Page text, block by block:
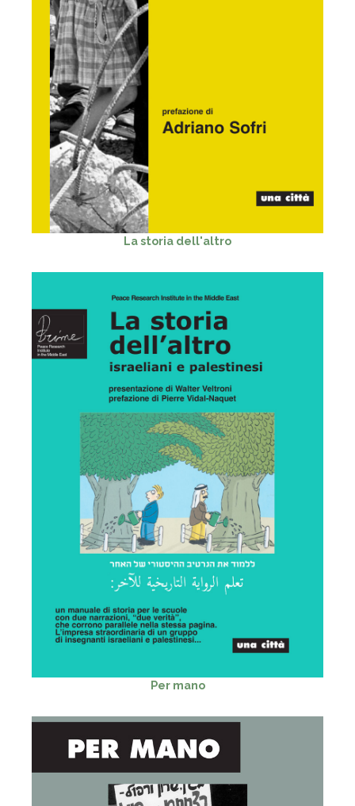
La storia dell'altro
Per mano